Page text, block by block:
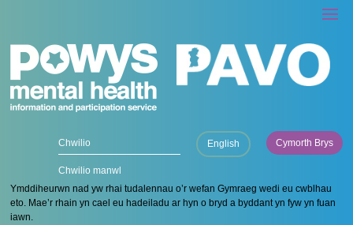
Chwilio manwl
English Cymorth Brys
Ymddiheurwn nad yw rhai tudalennau o’r wefan Gymraeg wedi eu cwblhau
eto. Mae’r rhain yn cael eu hadeiladu ar hyn o bryd a byddant yn fyw yn fuan
iawn.